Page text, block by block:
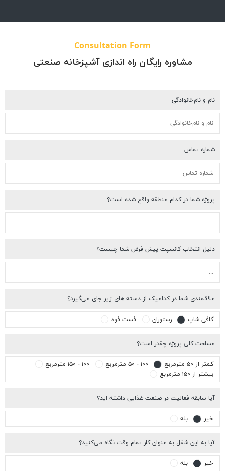
Consultation Form
مشاوره رایگان راه اندازی آشپزخانه صنعتی
و نام‌خانوادگی
تماس
شما در کدام منطقه واقع شده است؟
انتخاب کانسپت پیش فرض شما چیست؟
شما در کدامیک از دسته های زیر جای می‌گیرد؟
شاپ رستوران فست فود
کلی پروژه چقدر است؟
از ۵۰ مترمربع ۱۰۰ - ۵۰ مترمربع
ار ۱۵۰ مترمربع
سابقه فعالیت در صنعت غذایی داشته اید؟
بله
به این شغل به عنوان کار تمام وقت نگاه می‌کنید؟
بله